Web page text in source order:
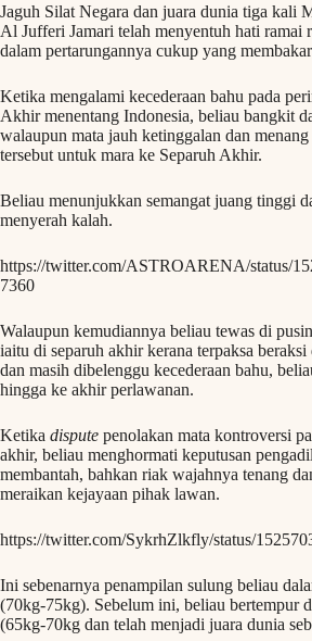
Jaguh Silat Negara dan juara dunia tiga kali
Al Jufferi Jamari telah menyentuh hati ramai
dalam pertarungannya cukup yang
Ketika mengalami kecederaan bahu pada
Akhir menentang Indonesia, beliau bangkit
walaupun mata jauh ketinggalan dan
tersebut untuk mara ke Separuh Akhir.
Beliau menunjukkan semangat juang tinggi
menyerah kalah.
https://twitter.com/ASTROARENA/status/
7360
Walaupun kemudiannya beliau tewas di
iaitu di separuh akhir kerana terpaksa beraksi
dan masih dibelenggu kecederaan bahu,
hingga ke akhir perlawanan.
Ketika dispute penolakan mata kontroversi
akhir, beliau menghormati keputusan
membantah, bahkan riak wajahnya tenang
meraikan kejayaan pihak lawan.
https://twitter.com/SykrhZlkfly/status/
Ini sebenarnya penampilan sulung beliau
(70kg-75kg). Sebelum ini, beliau bertempur
(65kg-70kg dan telah menjadi juara dunia